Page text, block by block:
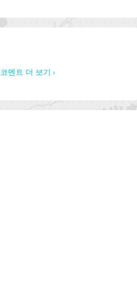
코멘트 더 보기 ›